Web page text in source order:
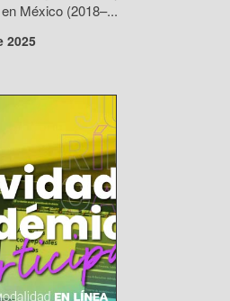
México (2018–...
2025